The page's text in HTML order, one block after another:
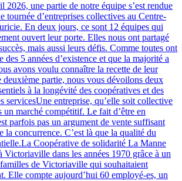
2026, une partie de notre équipe s’est rendue
tournée d’entreprises collectives au Centre-
En deux jours, ce sont 12 équipes qui
ouvert leur porte. Elles nous ont partagé
mais aussi leurs défis. Comme toutes ont
des 5 années d’existence et que la majorité a
avons voulu connaître la recette de leur
deuxième partie, nous vous dévoilons deux
à la longévité des coopératives et des
entreprise, qu’elle soit collective
un marché compétitif. Le fait d’être en
parfois pas un argument de vente suffisant
la concurrence. C’est là que la qualité du
Coopérative de solidarité La Manne
Victoriaville dans les années 1970 grâce à un
de Victoriaville qui souhaitaient
Elle compte aujourd’hui 60 employé-es, un